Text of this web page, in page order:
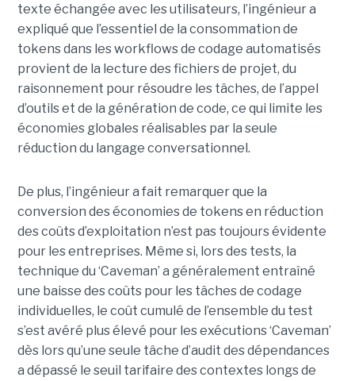
texte échangée avec les utilisateurs, l’ingénieur a
expliqué que l’essentiel de la consommation de
tokens dans les workflows de codage automatisés
provient de la lecture des fichiers de projet, du
raisonnement pour résoudre les tâches, de l’appel
d’outils et de la génération de code, ce qui limite les
économies globales réalisables par la seule
réduction du langage conversationnel.
De plus, l’ingénieur a fait remarquer que la
conversion des économies de tokens en réduction
des coûts d’exploitation n’est pas toujours évidente
pour les entreprises. Même si, lors des tests, la
technique du ‘Caveman’ a généralement entraîné
une baisse des coûts pour les tâches de codage
individuelles, le coût cumulé de l’ensemble du test
s’est avéré plus élevé pour les exécutions ‘Caveman’
dès lors qu’une seule tâche d’audit des dépendances
a dépassé le seuil tarifaire des contextes longs de